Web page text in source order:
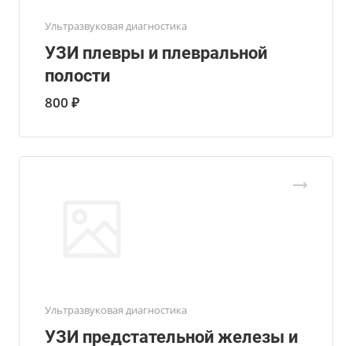
Ультразвуковая диагностика
УЗИ плевры и плевральной
полости
800 ₽
Ультразвуковая диагностика
УЗИ предстательной железы и